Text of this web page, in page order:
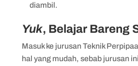
diambil.
Yuk, Belajar Bareng
Masuk ke jurusan Teknik
hal yang mudah, sebab jurusan